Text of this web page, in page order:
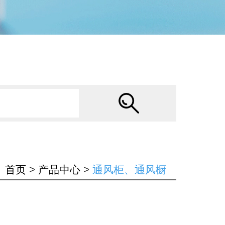
首页 > 产品中心 > 通风柜、通风橱